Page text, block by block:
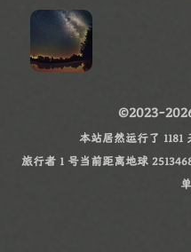
©2023-
本站居然运行了
旅行者 1 号当前距离地球